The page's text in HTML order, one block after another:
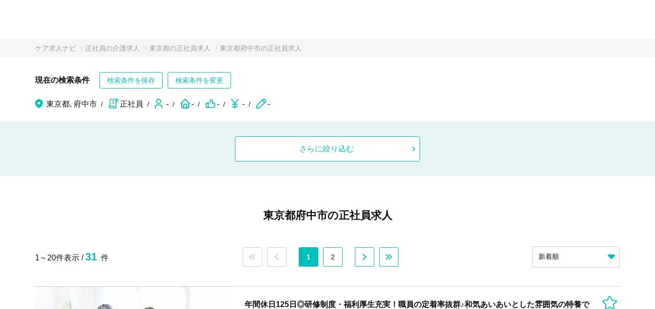
ケア求人ナビ 正社員の介護求人 東京都の正社員求人 東京都府中市の正社員求人
現在の検索条件 検索条件を保存 検索条件を変更
東京都, 府中市 正社員 - - - - -
さらに絞り込む
東京都府中市の正社員求人
1～20件表示 /31 件 1 2
年間休日125日◎研修制度・福利厚生充実！職員の定着率抜群♪和気あいあいとした雰囲気の特養で